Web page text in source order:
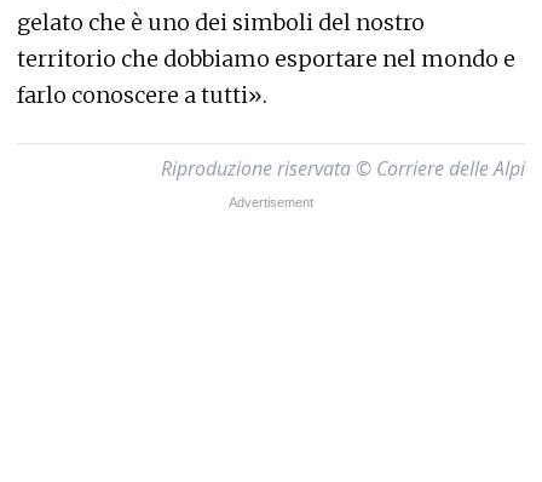
gelato che è uno dei simboli del nostro
territorio che dobbiamo esportare nel mondo e
farlo conoscere a tutti».
Riproduzione riservata © Corriere delle Alpi